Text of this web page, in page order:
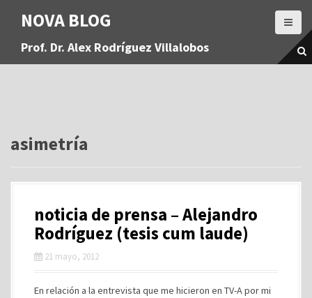
a
NOVA BLOG
Prof. Dr. Alex Rodríguez Villalobos
asimetría
noticia de prensa – Alejandro
Rodríguez (tesis cum laude)
21 mayo, 2012
En relación a la entrevista que me hicieron en TV-A por mi